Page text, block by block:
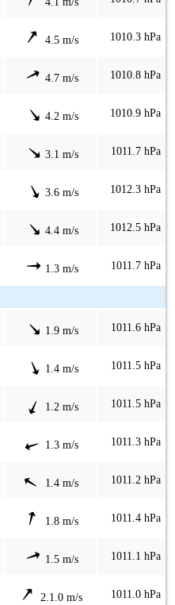
4.5 m/s 1010.3 hPa
4.7 m/s 1010.8 hPa
4.2 m/s 1010.9 hPa
3.1 m/s 1011.7 hPa
3.6 m/s 1012.3 hPa
4.4 m/s 1012.5 hPa
1.3 m/s 1011.7 hPa
1.9 m/s 1011.6 hPa
1.4 m/s 1011.5 hPa
1.2 m/s 1011.5 hPa
1.3 m/s 1011.3 hPa
1.4 m/s 1011.2 hPa
1.8 m/s 1011.4 hPa
1.5 m/s 1011.1 hPa
2.1.0 m/s 1011.0 hPa